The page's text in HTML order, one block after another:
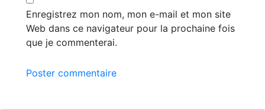
Enregistrez mon nom, mon e-mail et mon site
Web dans ce navigateur pour la prochaine fois
que je commenterai.
Poster commentaire